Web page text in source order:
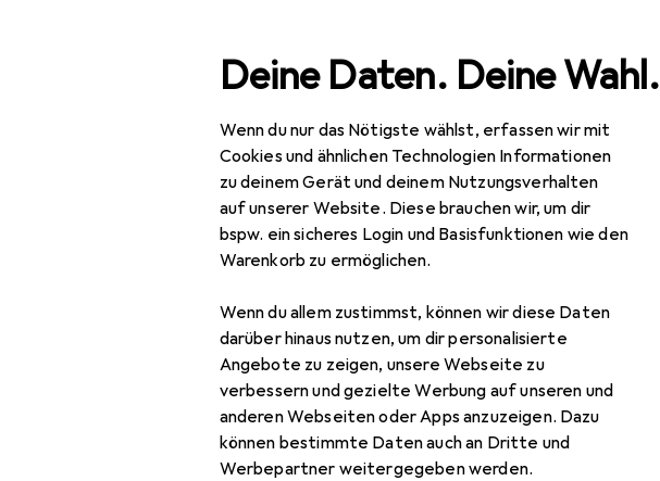
Deine Daten. Deine Wahl.
Wenn du nur das Nötigste wählst, erfassen wir mit
Cookies und ähnlichen Technologien Informationen
zu deinem Gerät und deinem Nutzungsverhalten
auf unserer Website. Diese brauchen wir, um dir
bspw. ein sicheres Login und Basisfunktionen wie den
Warenkorb zu ermöglichen.
Wenn du allem zustimmst, können wir diese Daten
darüber hinaus nutzen, um dir personalisierte
Angebote zu zeigen, unsere Webseite zu
verbessern und gezielte Werbung auf unseren und
anderen Webseiten oder Apps anzuzeigen. Dazu
können bestimmte Daten auch an Dritte und
Werbepartner weitergegeben werden.
Navigation nach Kategorien Gesamtsortiment Büro + Schreibwaren
EUR
24,99
Zubehör für Yoga